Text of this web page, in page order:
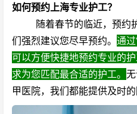
如何预约上海专业护工？
随着春节的临近，预约护
们强烈建议您尽早预约。 通过
可以方便快捷地预约专业的
求为您匹配最合适的护工。
甲医院，我们都能提供及时的